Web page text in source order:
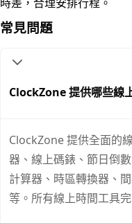
常見問題
ClockZone 提供哪些線
ClockZone 提供全面的
器、線上碼錶、節日倒
計算器、時區轉換器、
等。所有線上時間工具